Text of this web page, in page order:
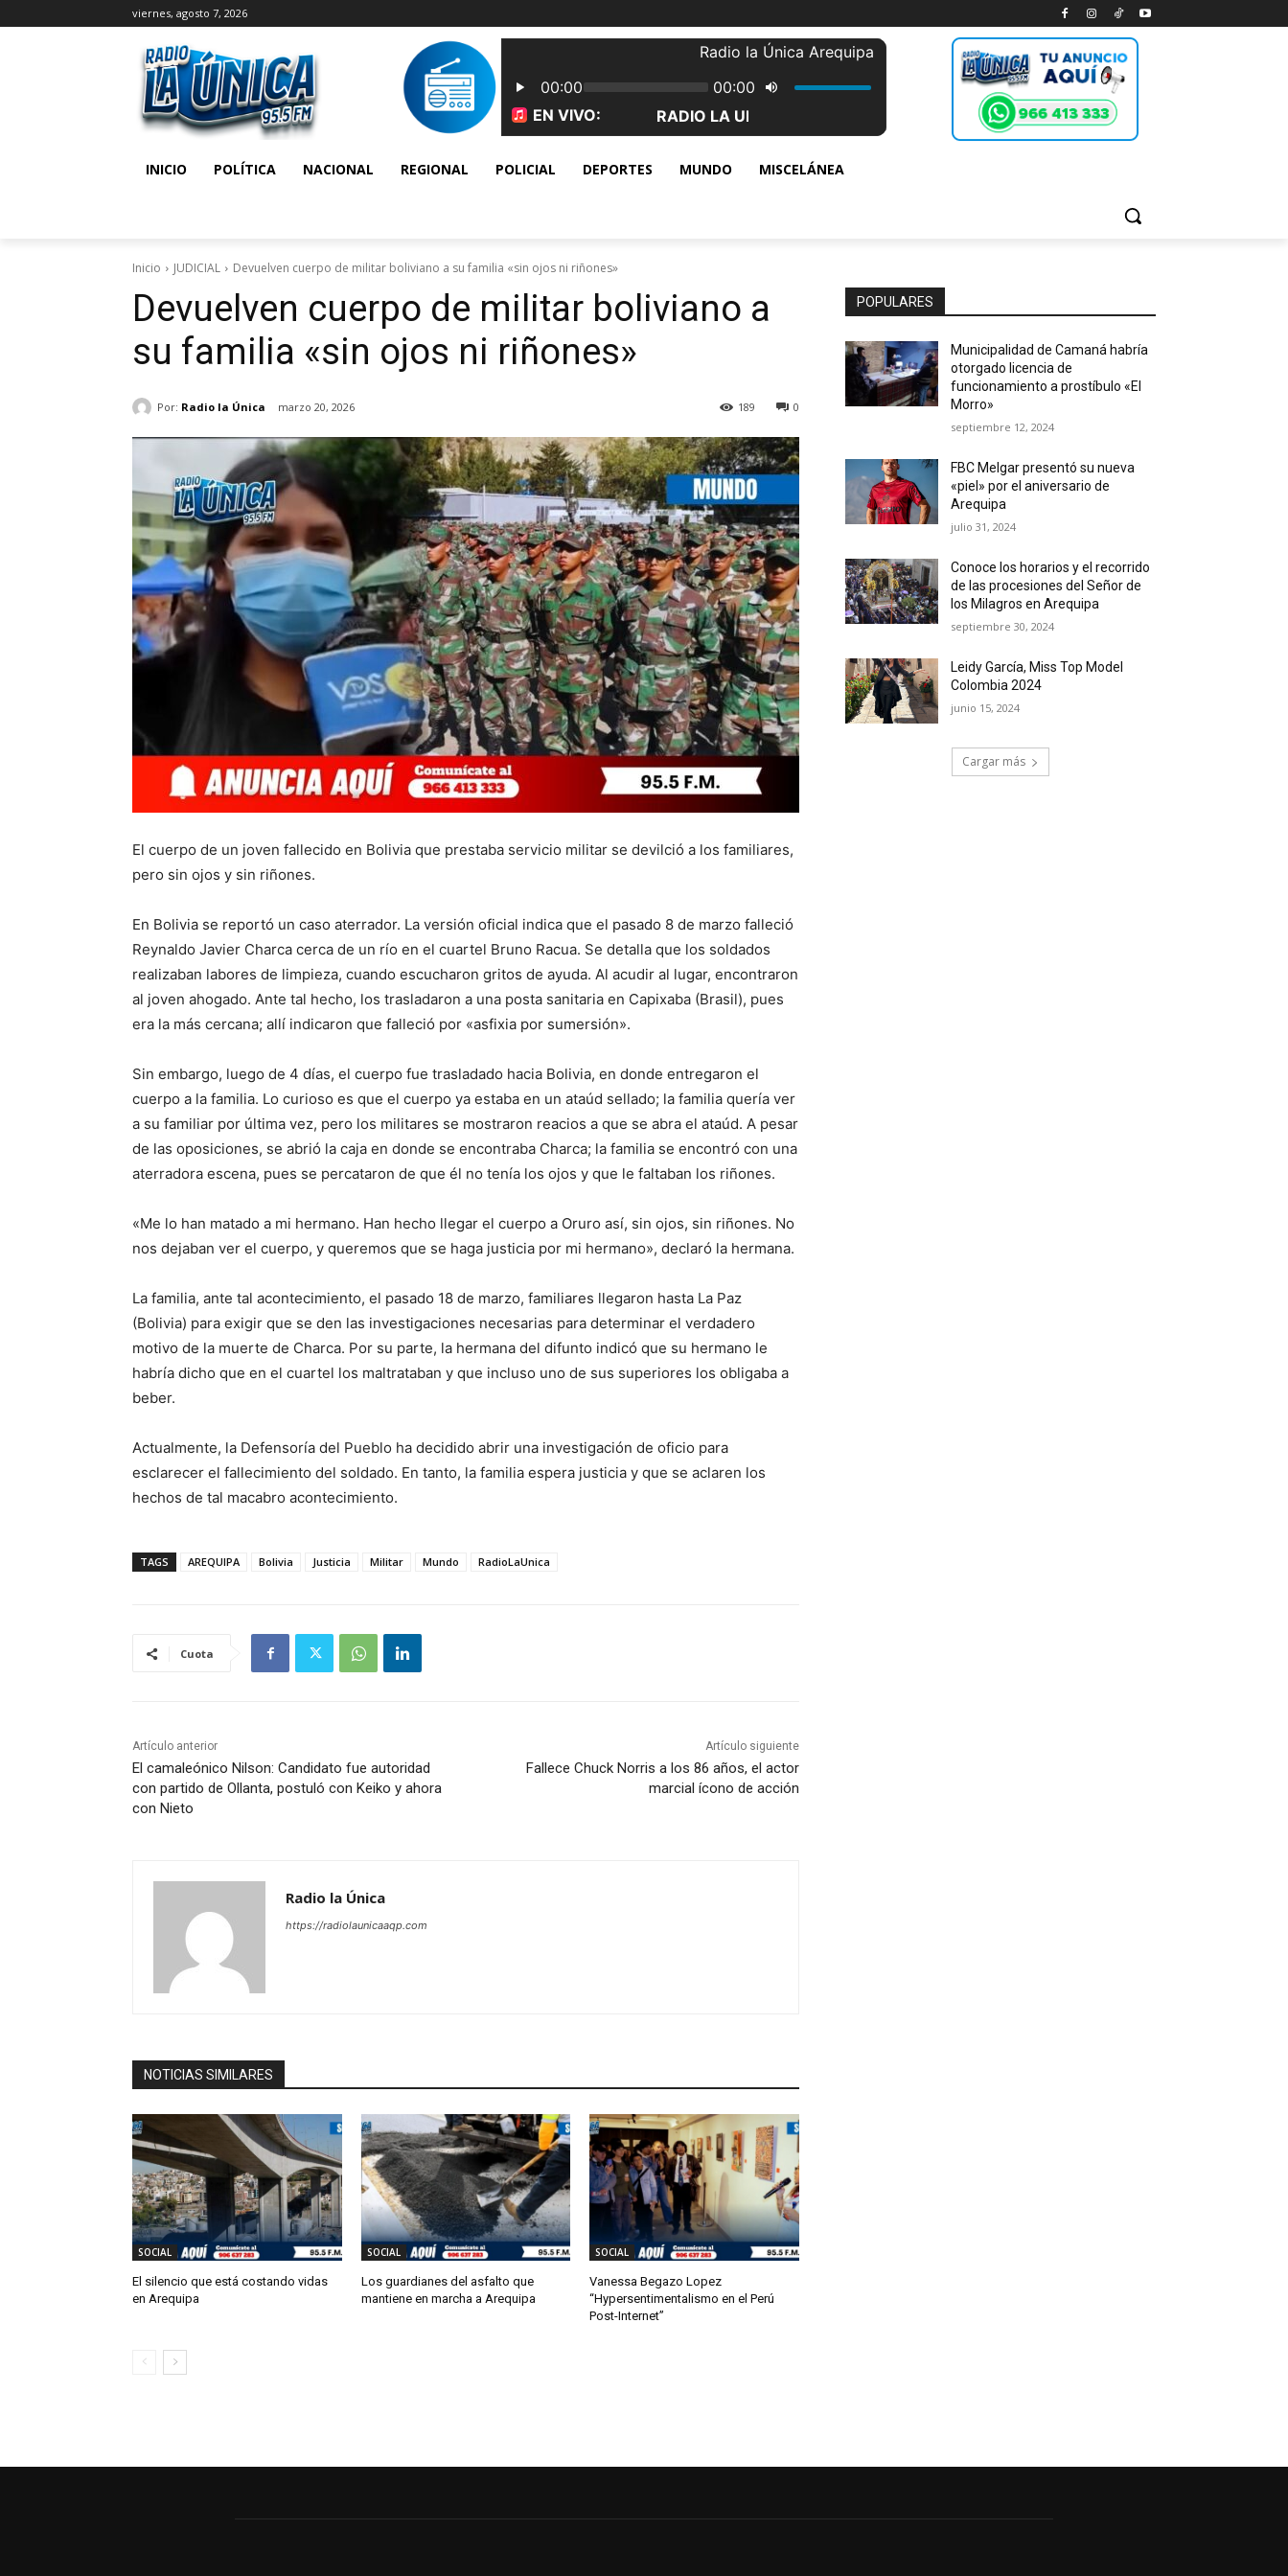
viernes, agosto 7, 2026
INICIO POLÍTICA NACIONAL REGIONAL POLICIAL DEPORTES MUNDO MISCELÁNEA
Inicio JUDICIAL Devuelven cuerpo de militar boliviano a su familia «sin ojos ni riñones»
Devuelven cuerpo de militar boliviano a
su familia «sin ojos ni riñones»
Por: Radio la Única marzo 20, 2026 0
189
El cuerpo de un joven fallecido en Bolivia que prestaba servicio militar se devilció a los familiares,
pero sin ojos y sin riñones.
En Bolivia se reportó un caso aterrador. La versión oficial indica que el pasado 8 de marzo falleció
Reynaldo Javier Charca cerca de un río en el cuartel Bruno Racua. Se detalla que los soldados
realizaban labores de limpieza, cuando escucharon gritos de ayuda. Al acudir al lugar, encontraron
al joven ahogado. Ante tal hecho, los trasladaron a una posta sanitaria en Capixaba (Brasil), pues
era la más cercana; allí indicaron que falleció por «asfixia por sumersión».
Sin embargo, luego de 4 días, el cuerpo fue trasladado hacia Bolivia, en donde entregaron el
cuerpo a la familia. Lo curioso es que el cuerpo ya estaba en un ataúd sellado; la familia quería ver
a su familiar por última vez, pero los militares se mostraron reacios a que se abra el ataúd. A pesar
de las oposiciones, se abrió la caja en donde se encontraba Charca; la familia se encontró con una
aterradora escena, pues se percataron de que él no tenía los ojos y que le faltaban los riñones.
«Me lo han matado a mi hermano. Han hecho llegar el cuerpo a Oruro así, sin ojos, sin riñones. No
nos dejaban ver el cuerpo, y queremos que se haga justicia por mi hermano», declaró la hermana.
La familia, ante tal acontecimiento, el pasado 18 de marzo, familiares llegaron hasta La Paz
(Bolivia) para exigir que se den las investigaciones necesarias para determinar el verdadero
motivo de la muerte de Charca. Por su parte, la hermana del difunto indicó que su hermano le
habría dicho que en el cuartel los maltrataban y que incluso uno de sus superiores los obligaba a
beber.
Actualmente, la Defensoría del Pueblo ha decidido abrir una investigación de oficio para
esclarecer el fallecimiento del soldado. En tanto, la familia espera justicia y que se aclaren los
hechos de tal macabro acontecimiento.
TAGS AREQUIPA Bolivia Justicia Militar Mundo RadioLaUnica
Cuota
Artículo anterior
El camaleónico Nilson: Candidato fue autoridad
con partido de Ollanta, postuló con Keiko y ahora
con Nieto
Artículo siguiente
Fallece Chuck Norris a los 86 años, el actor
marcial ícono de acción
Radio la Única
https://radiolaunicaaqp.com
NOTICIAS SIMILARES
SOCIAL
El silencio que está costando vidas
en Arequipa
SOCIAL
Los guardianes del asfalto que
mantiene en marcha a Arequipa
SOCIAL
Vanessa Begazo Lopez
“Hypersentimentalismo en el Perú
Post-Internet”
POPULARES
Municipalidad de Camaná habría
otorgado licencia de
funcionamiento a prostíbulo «El
Morro»
septiembre 12, 2024
FBC Melgar presentó su nueva
«piel» por el aniversario de
Arequipa
julio 31, 2024
Conoce los horarios y el recorrido
de las procesiones del Señor de
los Milagros en Arequipa
septiembre 30, 2024
Leidy García, Miss Top Model
Colombia 2024
junio 15, 2024
Cargar más